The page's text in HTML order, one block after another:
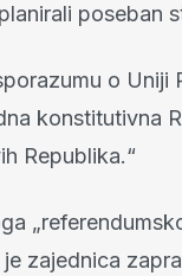
poseban
o Uniji
konstitutivna
Republika.“
zajednica